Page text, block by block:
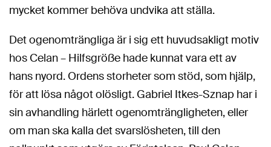
mycket kommer behöva undvika att ställa.
Det ogenomträngliga är i sig ett huvudsakligt motiv
hos Celan – Hilfsgröße hade kunnat vara ett av
hans nyord. Ordens storheter som stöd, som hjälp,
för att lösa något olösligt. Gabriel Itkes-Sznap har i
sin avhandling härlett ogenomträngligheten, eller
om man ska kalla det svarslösheten, till den